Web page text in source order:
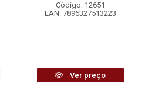
Código: 12651
EAN: 7896327513223
Ver preço